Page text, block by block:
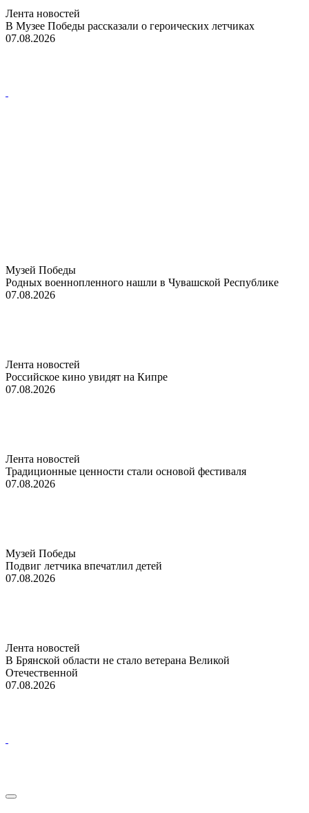
Лента новостей
В Музее Победы рассказали о героических летчиках
07.08.2026
Музей Победы
Родных военнопленного нашли в Чувашской Республике
07.08.2026
Лента новостей
Российское кино увидят на Кипре
07.08.2026
Лента новостей
Традиционные ценности стали основой фестиваля
07.08.2026
Музей Победы
Подвиг летчика впечатлил детей
07.08.2026
Лента новостей
В Брянской области не стало ветерана Великой
Отечественной
07.08.2026